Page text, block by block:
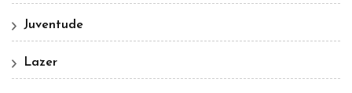
Juventude
Lazer